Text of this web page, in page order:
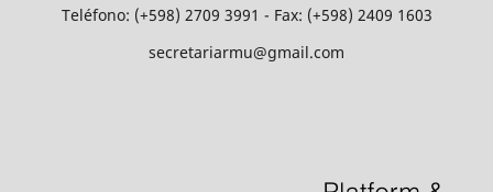
Teléfono: (+598) 2709 3991 - Fax: (+598) 2409 1603
secretariarmu@gmail.com